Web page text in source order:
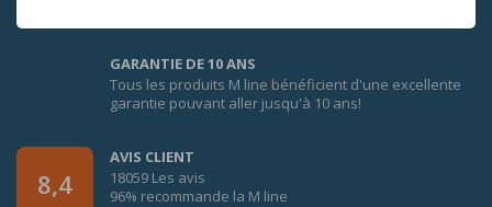
GARANTIE DE 10 ANS
Tous les produits M line bénéficient d'une excellente
garantie pouvant aller jusqu'à 10 ans!
8,4
AVIS CLIENT
18059 Les avis
96% recommande la M line